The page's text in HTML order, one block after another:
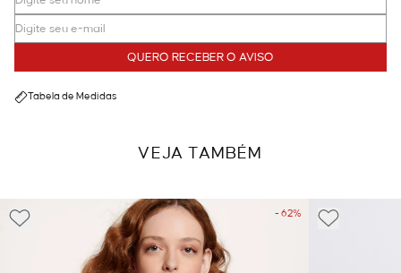
QUERO RECEBER O AVISO
Tabela de Medidas
VEJA TAMBÉM
- 62%